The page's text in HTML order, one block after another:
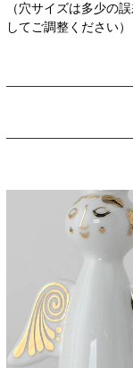
（穴サイズは多少の
してご調整ください）